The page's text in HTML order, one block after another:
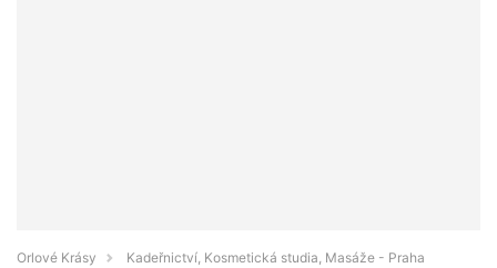
Orlové Krásy
Kadeřnictví, Kosmetická studia, Masáže - Praha